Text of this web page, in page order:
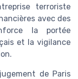
terroriste
avec des
la portée
et la vigilance
de Paris